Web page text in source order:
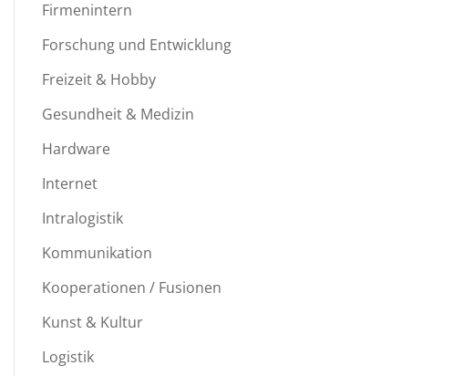
Firmenintern
Forschung und Entwicklung
Freizeit & Hobby
Gesundheit & Medizin
Hardware
Internet
Intralogistik
Kommunikation
Kooperationen / Fusionen
Kunst & Kultur
Logistik